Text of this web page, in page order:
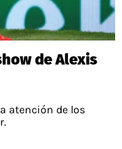
de Alexis
atención de los